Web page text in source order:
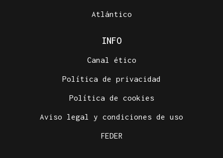
Atlántico
INFO
Canal ético
Política de privacidad
Política de cookies
Aviso legal y condiciones de uso
FEDER